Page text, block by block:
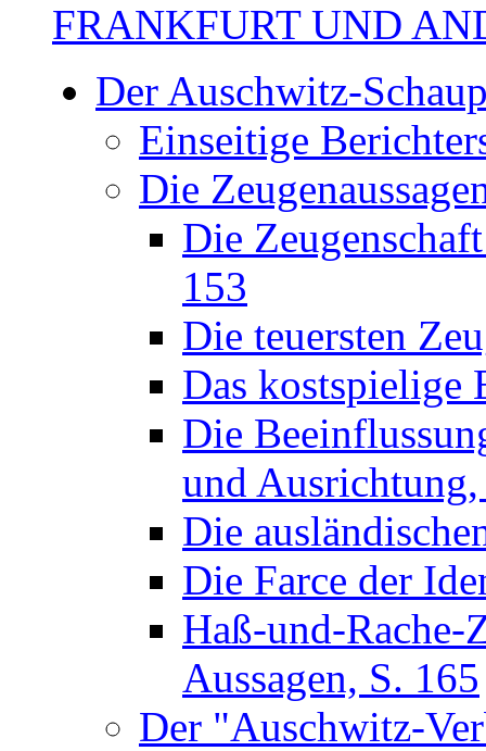
FRANKFURT UND
Der Auschwitz-
Einseitige
Die
Die
153
Die teuersten
Das kostspielige
Die
und
Die
Die Farce der
Haß-und-Rache-
Aussagen, S. 165
Der "Auschwitz-